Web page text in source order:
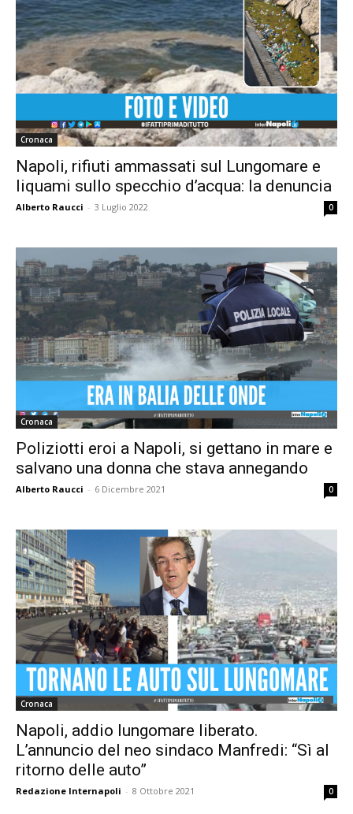
Cronaca
Napoli, rifiuti ammassati sul Lungomare e
liquami sullo specchio d’acqua: la denuncia
Alberto Raucci - 3 Luglio 2022 0
Cronaca
Poliziotti eroi a Napoli, si gettano in mare e
salvano una donna che stava annegando
Alberto Raucci - 6 Dicembre 2021 0
Cronaca
Napoli, addio lungomare liberato.
L’annuncio del neo sindaco Manfredi: “Sì al
ritorno delle auto”
Redazione Internapoli - 8 Ottobre 2021 0